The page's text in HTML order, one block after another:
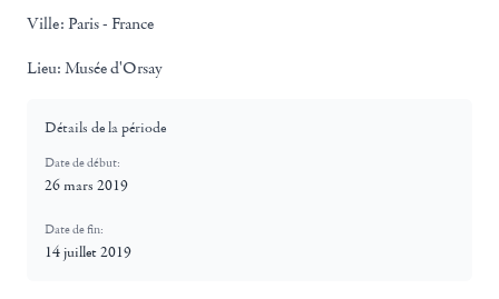
Ville: Paris - France
Lieu: Musée d'Orsay
Détails de la période
Date de début:
26 mars 2019
Date de fin:
14 juillet 2019